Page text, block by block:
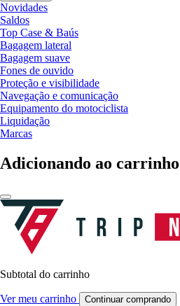
Novidades
Saldos
Top Case & Baús
Bagagem lateral
Bagagem suave
Fones de ouvido
Proteção e visibilidade
Navegação e comunicação
Equipamento do motociclista
Liquidação
Marcas
Adicionando ao
Subtotal do carrinho
Ver meu carrinho Continuar comprando